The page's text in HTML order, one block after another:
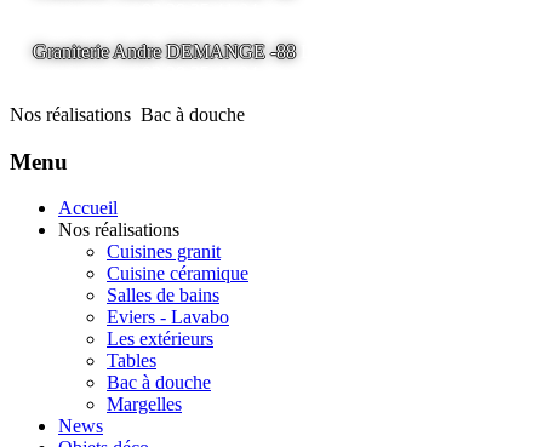
Graniterie Andre DEMANGE -88
Nos réalisations Bac à douche
Menu
Accueil
Nos réalisations
Cuisines granit
Cuisine céramique
Salles de bains
Eviers - Lavabo
Les extérieurs
Tables
Bac à douche
Margelles
News